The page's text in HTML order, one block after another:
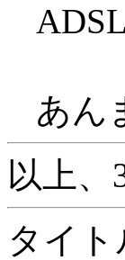
あん
以上、
タイト